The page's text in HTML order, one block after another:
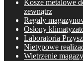
Kosze metalowe
zewnątrz
Regały
Osłony
Laboratoria
Nietypowe
Wietrzenie